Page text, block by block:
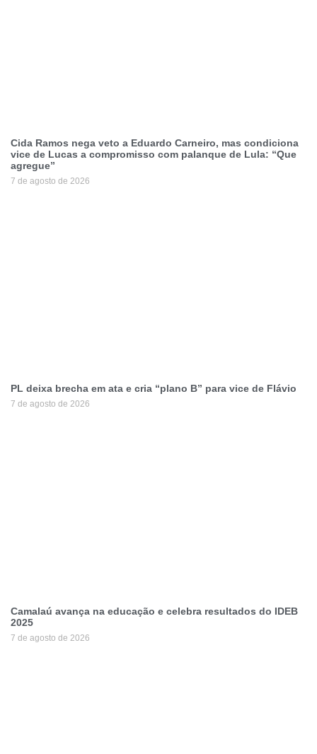
Cida Ramos nega veto a Eduardo Carneiro, mas condiciona
vice de Lucas a compromisso com palanque de Lula: “Que
agregue”
7 de agosto de 2026
PL deixa brecha em ata e cria “plano B” para vice de Flávio
7 de agosto de 2026
Camalaú avança na educação e celebra resultados do IDEB
2025
7 de agosto de 2026